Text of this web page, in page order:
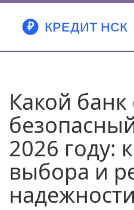
Какой
2026 году:
выбора и
надежности